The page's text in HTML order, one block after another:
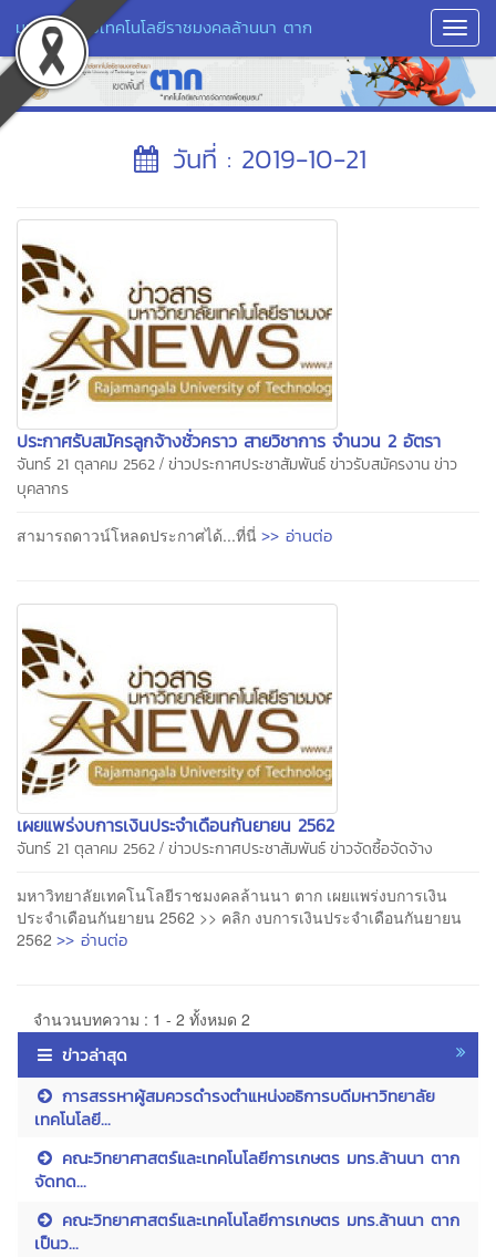
มหาวิทยาลัยเทคโนโลยีราชมงคลล้านนา ตาก
วันที่ : 2019-10-21
ประกาศรับสมัครลูกจ้างชั่วคราว สายวิชาการ จำนวน 2 อัตรา
จันทร์ 21 ตุลาคม 2562 / ข่าวประกาศประชาสัมพันธ์ข่าวรับสมัครงานข่าว
บุคลากร
สามารถดาวน์โหลดประกาศได้...ที่นี่ >> อ่านต่อ
เผยแพร่งบการเงินประจำเดือนกันยายน 2562
จันทร์ 21 ตุลาคม 2562 / ข่าวประกาศประชาสัมพันธ์ข่าวจัดซื้อจัดจ้าง
มหาวิทยาลัยเทคโนโลยีราชมงคลล้านนา ตาก เผยแพร่งบการเงิน
ประจำเดือนกันยายน 2562 >> คลิก งบการเงินประจำเดือนกันยายน
2562 >> อ่านต่อ
จำนวนบทความ : 1 - 2 ทั้งหมด 2
ข่าวล่าสุด
การสรรหาผู้สมควรดำรงตำแหน่งอธิการบดีมหาวิทยาลัย
เทคโนโลยี...
คณะวิทยาศาสตร์และเทคโนโลยีการเกษตร มทร.ล้านนา ตาก
จัดทด...
คณะวิทยาศาสตร์และเทคโนโลยีการเกษตร มทร.ล้านนา ตาก
เป็นว...